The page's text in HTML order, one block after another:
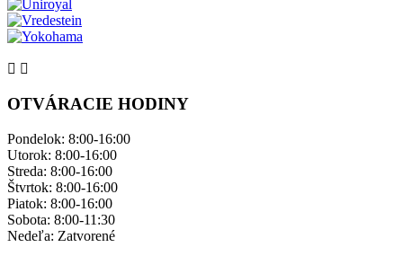
OTVÁRACIE HODINY
Pondelok: ​8:00-16:00
Utorok: 8:00-16:00
Streda: 8:00-16:00
Štvrtok: 8:00-16:00
Piatok: 8:00-16:00
Sobota: 8:00-11:30
Nedeľa: ​Zatvorené